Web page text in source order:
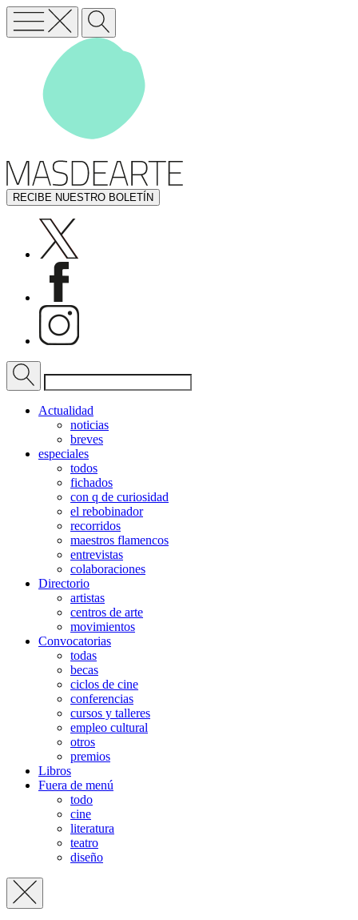
RECIBE NUESTRO BOLETÍN
Actualidad
noticias
breves
especiales
todos
fichados
con q de curiosidad
el rebobinador
recorridos
maestros flamencos
entrevistas
colaboraciones
Directorio
artistas
centros de arte
movimientos
Convocatorias
todas
becas
ciclos de cine
conferencias
cursos y talleres
empleo cultural
otros
premios
Libros
Fuera de menú
todo
cine
literatura
teatro
diseño